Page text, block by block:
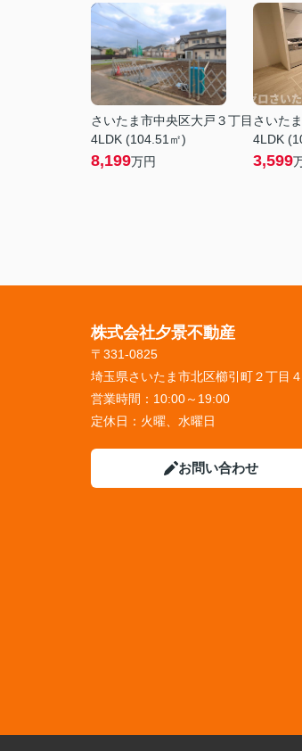
さいたま市中央区大戸３丁目
4LDK (104.51㎡)
8,199万円
さいた
4LDK
3,599
株式会社夕景不動産
〒331-0825
埼玉県さいたま市北区櫛引町２丁目
営業時間： 10:00～19:00
定休日： 火曜、水曜日
お問い合わせ